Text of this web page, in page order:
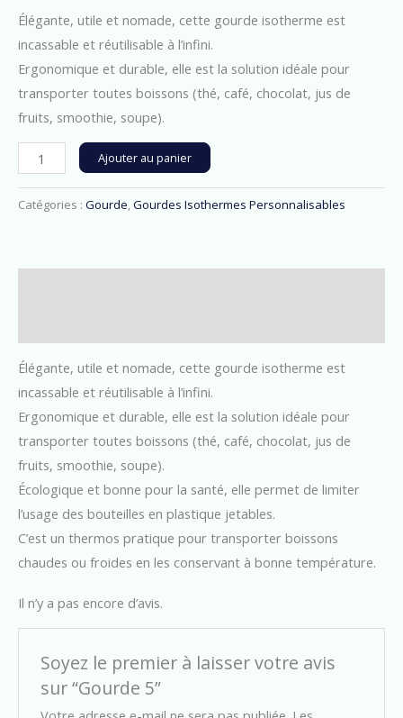
Élégante, utile et nomade, cette gourde isotherme est
incassable et réutilisable à l’infini.
Ergonomique et durable, elle est la solution idéale pour
transporter toutes boissons (thé, café, chocolat, jus de
fruits, smoothie, soupe).
Ajouter au panier Alternative:
Catégories : Gourde,Gourdes Isothermes Personnalisables
Élégante, utile et nomade, cette gourde isotherme est
incassable et réutilisable à l’infini.
Ergonomique et durable, elle est la solution idéale pour
transporter toutes boissons (thé, café, chocolat, jus de
fruits, smoothie, soupe).
Écologique et bonne pour la santé, elle permet de limiter
l’usage des bouteilles en plastique jetables.
C’est un thermos pratique pour transporter boissons
chaudes ou froides en les conservant à bonne température.
Il n’y a pas encore d’avis.
Soyez le premier à laisser votre avis
sur “Gourde 5”